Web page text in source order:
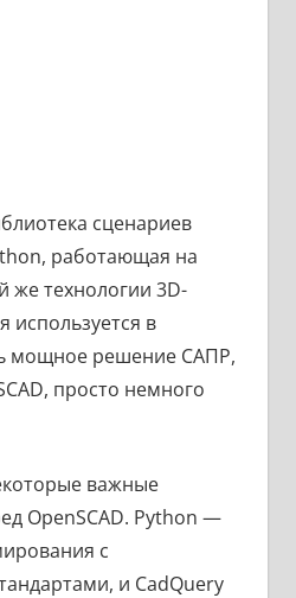
сценариев
работающая на
же технологии 3D-
используется в
мощное решение САПР,
просто немного
важные
OpenSCAD. Python —
с
и CadQuery